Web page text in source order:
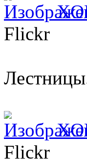
Flickr
Flickr